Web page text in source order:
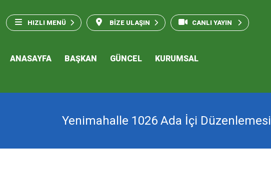
HIZLI MENÜ BİZE ULAŞIN CANLI YAYIN
ANASAYFA BAŞKAN GÜNCEL KURUMSAL
Yenimahalle 1026 Ada İçi Düzenlemesi